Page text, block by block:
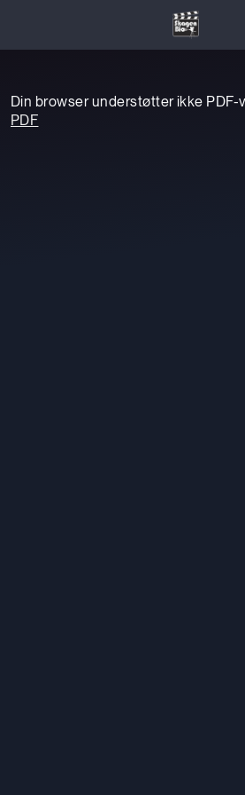
Din browser understøtter ikke PDF-
PDF